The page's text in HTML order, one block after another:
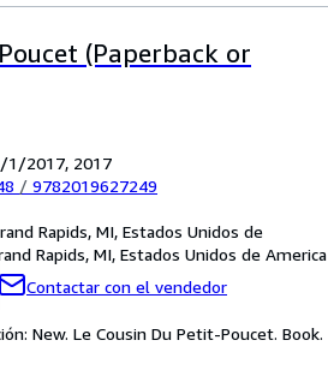
(Paperback or
1/2017, 2017
/ 9782019627249
Rapids, MI, Estados Unidos de
Rapids, MI, Estados Unidos de America
Contactar con el vendedor
New. Le Cousin Du Petit-Poucet. Book.